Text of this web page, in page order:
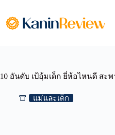
content
10 อันดับ เป้อุ้มเด็ก ยี่ห้อไหนดี สะ
แม่และเด็ก